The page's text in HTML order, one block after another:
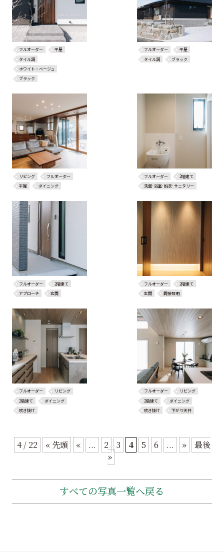
フルオーダー
平屋
タイル調
ホワイト・ベージュ
ブラック
フルオーダー
平屋
タイル調
ブラック
リビング
フルオーダー
平屋
ダイニング
フルオーダー
2階建て
洗面･浴室･脱衣･サニタリー
フルオーダー
2階建て
アプローチ
玄関
フルオーダー
2階建て
玄関
間接照明
フルオーダー
リビング
2階建て
ダイニング
吹き抜け
フルオーダー
リビング
2階建て
ダイニング
吹き抜け
下がり天井
4 / 22 « 先頭 « ... 2 3 4 5 6 ... »
最後
»
すべての写真一覧へ戻る